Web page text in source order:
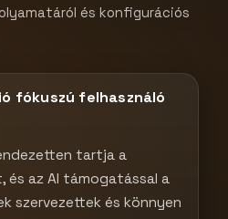
és konfigurációs
fókuszú felhasználó
tartja a
az AI támogatással a
szervezettek és könnyen